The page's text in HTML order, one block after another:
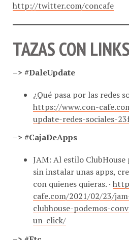
TAZAS CON LINKS
–> #DaleUpdate
https://www.con-
update-redes-sociales-
–> #CajaDeApps
sin instalar unas apps,
con quienes quieras. ·
cafe.com/2021/02/23/
clubhouse-podemos-
un-click/
–> #Etc